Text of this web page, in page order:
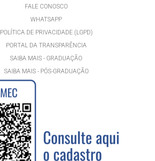
FALE CONOSCO
WHATSAPP
POLÍTICA DE PRIVACIDADE (LGPD)
PORTAL DA TRANSPARÊNCIA
SAIBA MAIS - GRADUAÇÃO
SAIBA MAIS - PÓS-GRADUAÇÃO